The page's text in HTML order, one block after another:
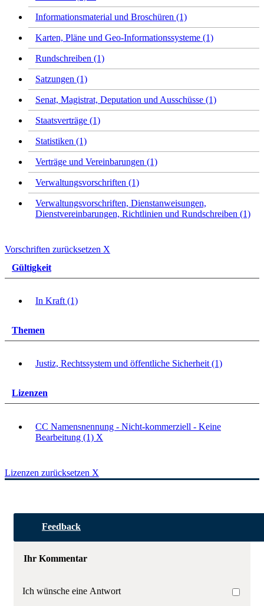
Informationsmaterial und Broschüren (1)
Karten, Pläne und Geo-Informationssysteme (1)
Rundschreiben (1)
Satzungen (1)
Senat, Magistrat, Deputation und Ausschüsse (1)
Staatsverträge (1)
Statistiken (1)
Verträge und Vereinbarungen (1)
Verwaltungsvorschriften (1)
Verwaltungsvorschriften, Dienstanweisungen,
Dienstvereinbarungen, Richtlinien und Rundschreiben (1)
Vorschriften zurücksetzen X
Gültigkeit
In Kraft (1)
Themen
Justiz, Rechtssystem und öffentliche Sicherheit (1)
Lizenzen
CC Namensnennung - Nicht-kommerziell - Keine
Bearbeitung (1) X
Lizenzen zurücksetzen X
Feedback
Ihr Kommentar
Ich wünsche eine Antwort